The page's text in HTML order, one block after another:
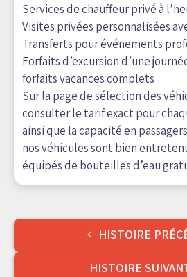
Services de chauffeur privé à
Visites privées personnalisées
Transferts pour événements
Forfaits d’excursion d’une
forfaits vacances complets
Sur la page de sélection des
consulter le tarif exact pour
ainsi que la capacité en
nos véhicules sont bien
équipés de bouteilles d’eau
Navigation
de
HISTOIRE
HISTOIRE